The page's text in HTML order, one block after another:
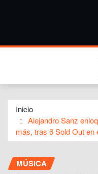
Inicio
Alejandro Sanz
más, tras 6 Sold Out en
MÚSICA